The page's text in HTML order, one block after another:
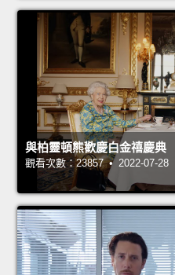
與柏靈頓熊歡慶白金禧慶典
觀看次數：23857 • 2022-07-28